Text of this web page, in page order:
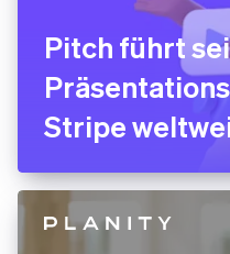
Pitch führt
Stripe